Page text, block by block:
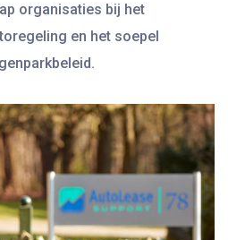
organisaties bij het
en het soepel